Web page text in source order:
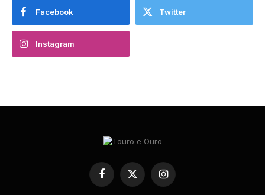
Facebook Twitter
Instagram
Facebook
X
(Twitter)
Instagram